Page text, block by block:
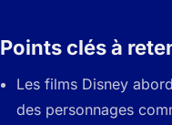
Points clés à
Les films Disney
des personnages